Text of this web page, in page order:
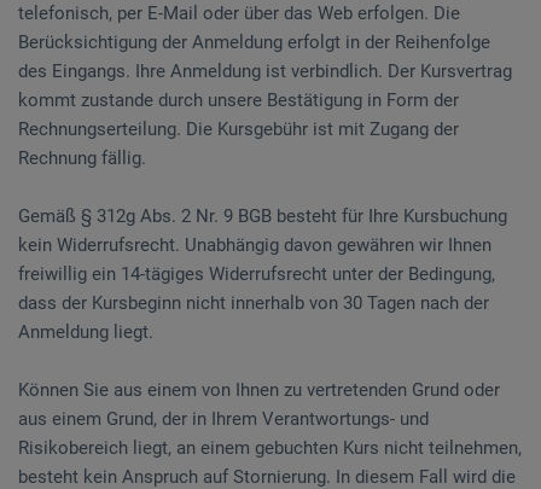
telefonisch, per E-Mail oder über das Web erfolgen. Die
Berücksichtigung der Anmeldung erfolgt in der Reihenfolge
des Eingangs. Ihre Anmeldung ist verbindlich. Der Kursvertrag
kommt zustande durch unsere Bestätigung in Form der
Rechnungserteilung. Die Kursgebühr ist mit Zugang der
Rechnung fällig.
Gemäß § 312g Abs. 2 Nr. 9 BGB besteht für Ihre Kursbuchung
kein Widerrufsrecht. Unabhängig davon gewähren wir Ihnen
freiwillig ein 14-tägiges Widerrufsrecht unter der Bedingung,
dass der Kursbeginn nicht innerhalb von 30 Tagen nach der
Anmeldung liegt.
Können Sie aus einem von Ihnen zu vertretenden Grund oder
aus einem Grund, der in Ihrem Verantwortungs- und
Risikobereich liegt, an einem gebuchten Kurs nicht teilnehmen,
besteht kein Anspruch auf Stornierung. In diesem Fall wird die